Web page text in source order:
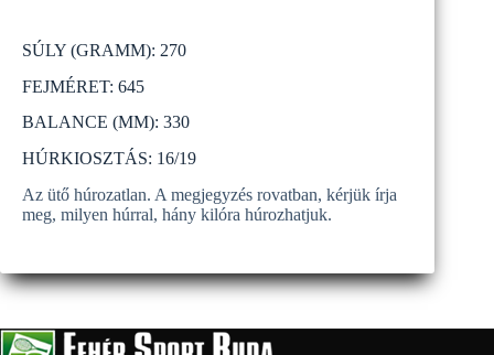
SÚLY (GRAMM): 270
FEJMÉRET: 645
BALANCE (MM): 330
HÚRKIOSZTÁS: 16/19
Az ütő húrozatlan. A megjegyzés rovatban, kérjük írja
meg, milyen húrral, hány kilóra húrozhatjuk.